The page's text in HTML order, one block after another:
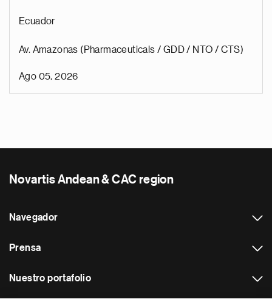
Ecuador
Av. Amazonas (Pharmaceuticals / GDD / NTO / CTS)
Ago 05, 2026
Novartis Andean & CAC region
Navegador
Prensa
Nuestro portafolio